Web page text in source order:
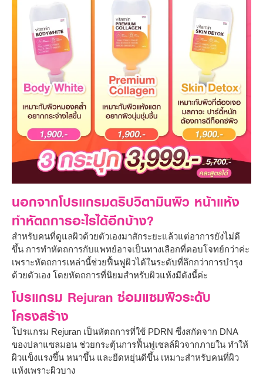
นอกจากโปรแกรมดริปวิตามินผิว หน้าแห้ง
ทำหัตถการอะไรได้อีกบ้าง?
สำหรับคนที่ดูแลผิวด้วยตัวเองมาสักระยะแล้วแต่อาการยังไม่ดี
ขึ้น การทำหัตถการกับแพทย์อาจเป็นทางเลือกที่ตอบโจทย์กว่าค่ะ
เพราะหัตถการเหล่านี้ช่วยฟื้นฟูผิวได้ในระดับที่ลึกกว่าการบำรุง
ด้วยตัวเอง โดยหัตถการที่นิยมสำหรับผิวแห้งมีดังนี้ค่ะ
โปรแกรม Rejuran ซ่อมแซมผิวระดับ
โครงสร้าง
โปรแกรม Rejuran เป็นหัตถการที่ใช้ PDRN ซึ่งสกัดจาก DNA
ของปลาแซลมอน ช่วยกระตุ้นการฟื้นฟูเซลล์ผิวจากภายใน ทำให้
ผิวแข็งแรงขึ้น หนาขึ้น และยืดหยุ่นดีขึ้น เหมาะสำหรับคนที่ผิว
แห้งเพราะผิวบาง